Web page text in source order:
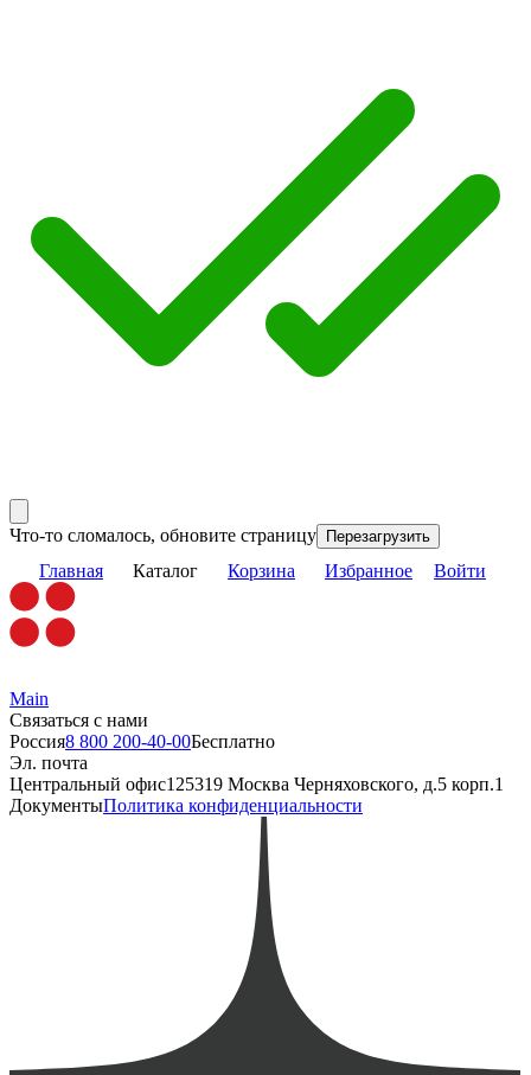
Что-то сломалось, обновите страницу Перезагрузить
Главная Каталог Корзина Избранное Войти
Main
Связаться с нами
Россия8 800 200-40-00Бесплатно
Эл. почта
Центральный офис125319 Москва Черняховского, д.5 корп.1
ДокументыПолитика конфиденциальности